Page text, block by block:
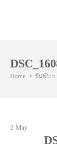
Home ร่มพับ 5
2 May